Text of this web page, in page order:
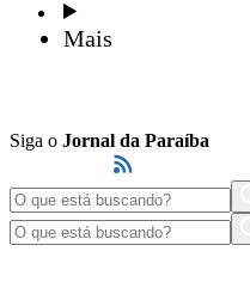
Mais
Siga o Jornal da Paraíba